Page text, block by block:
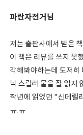
파란자전거님
저는 출판사에서 받은
이 책은 리뷰를 쓰지 못
각해봐야하는데 도저히
낙 스릴러 물을 잘 읽지
작년에 읽었던 "신데렐
ㅠ.ㅠ